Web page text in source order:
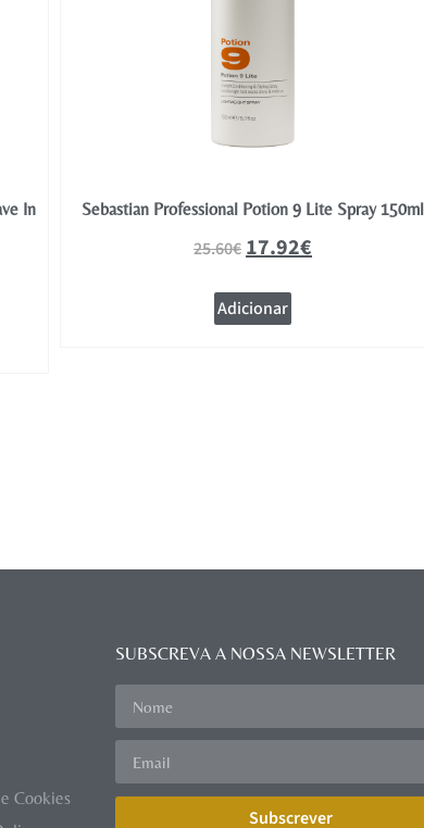
In
Sebastian Professional Potion 9 Lite Spray 150ml
25.60€17.92€
Adicionar
Cookies
SUBSCREVA A NOSSA NEWSLETTER
Subscrever